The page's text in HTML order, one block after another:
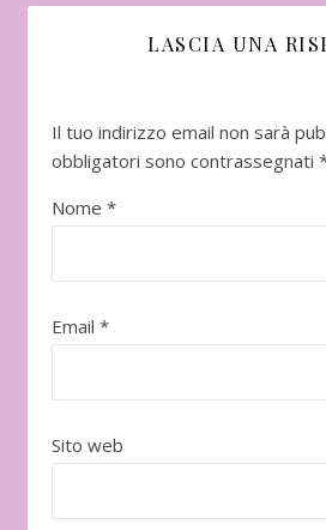
LASCIA UNA
Il tuo indirizzo email non sarà
obbligatori sono contrassegnati
Nome *
Email *
Sito web